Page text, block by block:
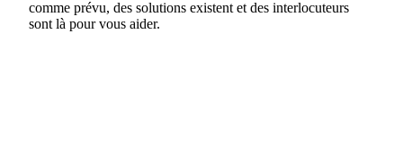
comme prévu, des solutions existent et des interlocuteurs
sont là pour vous aider.